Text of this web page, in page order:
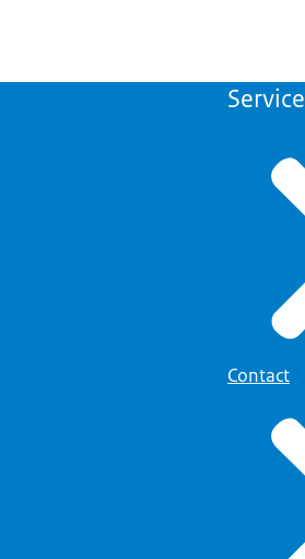
Service
Contact